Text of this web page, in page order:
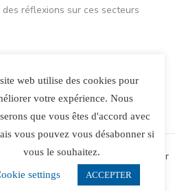
réflexions sur ces secteurs
Dento-Faciale | Propulsé par
WordPress Astra
web utilise des cookies pour
votre expérience. Nous
que vous êtes d'accord avec
vous pouvez vous désabonner si
vous le souhaitez.
settings ACCEPTER